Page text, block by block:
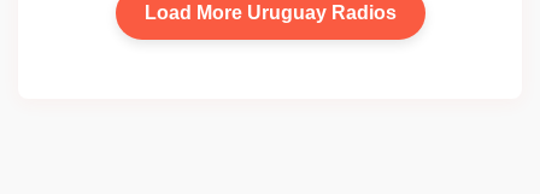
Load More Uruguay Radios